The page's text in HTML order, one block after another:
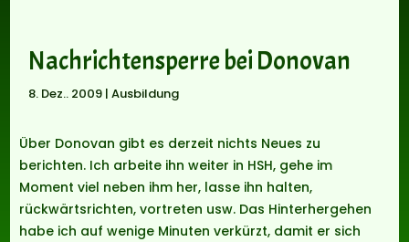
Nachrichtensperre bei Donovan
8. Dez.. 2009 |Ausbildung
Über Donovan gibt es derzeit nichts Neues zu
berichten. Ich arbeite ihn weiter in HSH, gehe im
Moment viel neben ihm her, lasse ihn halten,
rückwärtsrichten, vortreten usw. Das Hinterhergehen
habe ich auf wenige Minuten verkürzt, damit er sich